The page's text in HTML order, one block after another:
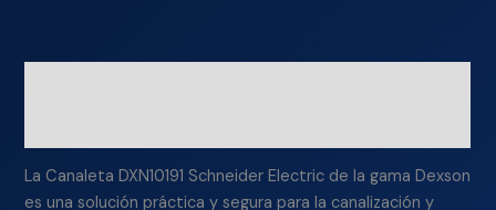
La Canaleta DXN10191 Schneider Electric de la gama Dexson
es una solución práctica y segura para la canalización y